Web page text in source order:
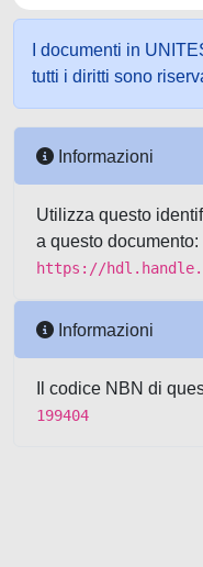
I documenti in
tutti i diritti sono
Informazioni
Utilizza questo
a questo documento:
https://
Informazioni
Il codice NBN di
199404